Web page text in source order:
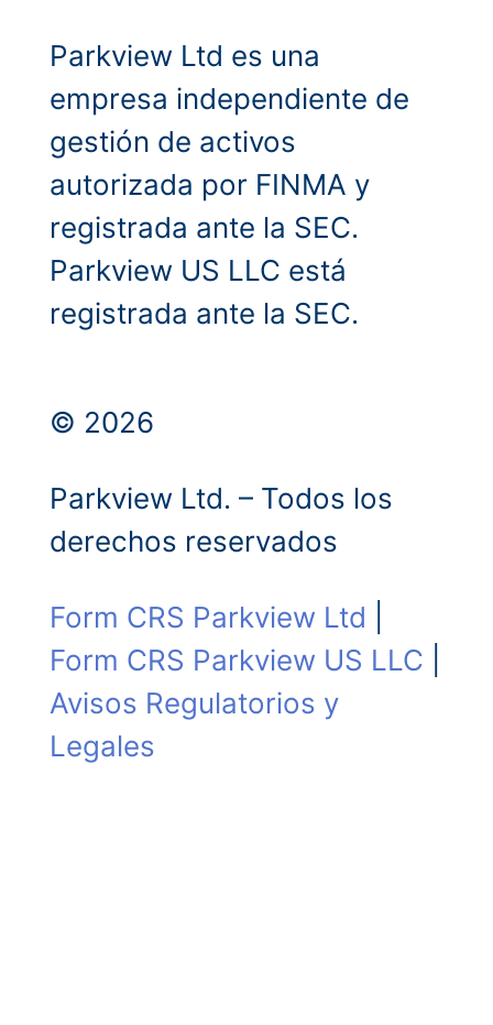
Parkview Ltd es una
empresa independiente de
gestión de activos
autorizada por FINMA y
registrada ante la SEC.
Parkview US LLC está
registrada ante la SEC.
© 2026
Parkview Ltd. – Todos los
derechos reservados
Form CRS Parkview Ltd
Form CRS Parkview US LLC
Avisos Regulatorios y
Legales